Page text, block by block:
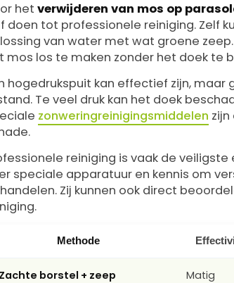
het verwijderen van mos op
doen tot professionele reiniging. Zelf
van water met wat groene
mos los te maken zonder het doek te
hogedrukspuit kan effectief zijn,
Te veel druk kan het doek
zonweringreinigingsmiddelen
reiniging is vaak de
speciale apparatuur en kennis om
Zij kunnen ook direct
Methode
Zachte borstel + zeep Matig